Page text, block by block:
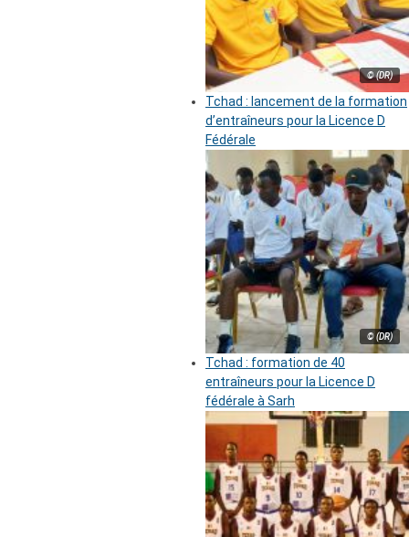
© (DR)
Tchad : lancement de la formation
d’entraîneurs pour la Licence D
Fédérale
© (DR)
Tchad : formation de 40
entraîneurs pour la Licence D
fédérale à Sarh